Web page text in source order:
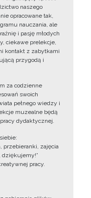
naszego
opracowane tak,
nauczania, ale
i pasję młodych
ciekawe prelekcje,
kontakt z zabytkami
przygodą i
za codzienne
swoich
pełnego wiedzy i
muzealne będą
dydaktycznej.
przebieranki, zajęcia
dziękujemy!”
pracy.